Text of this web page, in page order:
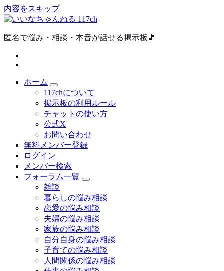
内容をスキップ
匿名で悩み・相談・本音が話せる掲示板🎵
ホーム
117chについて
掲示板の利用ルール
チャットの使い方
公式X
お問い合わせ
無料メンバー登録
ログイン
メンバー検索
フォーラム一覧
雑談
暮らしの悩み相談
恋愛の悩み相談
夫婦の悩み相談
家族の悩み相談
自分自身の悩み相談
子育ての悩み相談
人間関係の悩み相談